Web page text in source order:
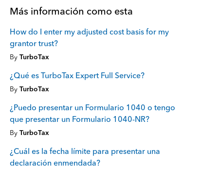
Más información como esta
How do I enter my adjusted cost basis for my
grantor trust?
By TurboTax
¿Qué es TurboTax Expert Full Service?
By TurboTax
¿Puedo presentar un Formulario 1040 o tengo
que presentar un Formulario 1040-NR?
By TurboTax
¿Cuál es la fecha límite para presentar una
declaración enmendada?